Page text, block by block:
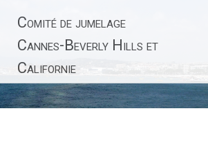
contenu
Comité de jumelage
Cannes-Beverly Hills et
Californie